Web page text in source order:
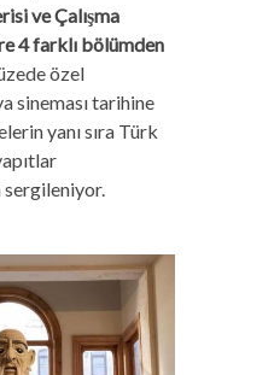
ve Çalışma
4 farklı bölümden
özel
sineması tarihine
yanı sıra Türk
sergileniyor.